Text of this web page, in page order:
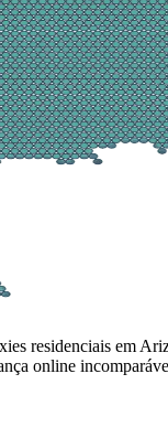
residenciais em
online